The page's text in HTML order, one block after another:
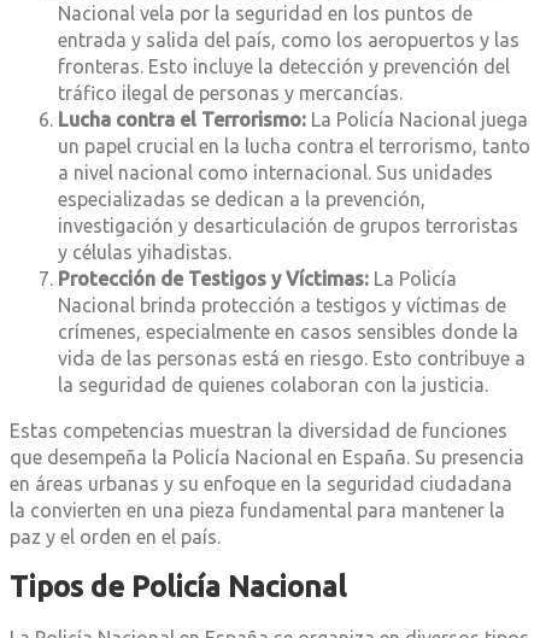
Nacional vela por la seguridad en los puntos de
entrada y salida del país, como los aeropuertos y las
fronteras. Esto incluye la detección y prevención del
tráfico ilegal de personas y mercancías.
Lucha contra el Terrorismo: La Policía Nacional juega
un papel crucial en la lucha contra el terrorismo, tanto
a nivel nacional como internacional. Sus unidades
especializadas se dedican a la prevención,
investigación y desarticulación de grupos terroristas
y células yihadistas.
Protección de Testigos y Víctimas: La Policía
Nacional brinda protección a testigos y víctimas de
crímenes, especialmente en casos sensibles donde la
vida de las personas está en riesgo. Esto contribuye a
la seguridad de quienes colaboran con la justicia.
Estas competencias muestran la diversidad de funciones
que desempeña la Policía Nacional en España. Su presencia
en áreas urbanas y su enfoque en la seguridad ciudadana
la convierten en una pieza fundamental para mantener la
paz y el orden en el país.
Tipos de Policía Nacional